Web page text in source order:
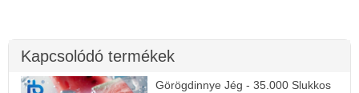
Kapcsolódó termékek
Görögdinnye Jég - 35.000 Slukkos